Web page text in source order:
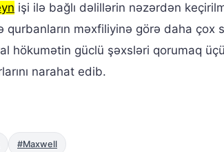
işi ilə bağlı dəlillərin nəzərdən
qurbanların məxfiliyinə görə daha çox
hökumətin güclü şəxsləri qorumaq
narahat edib.
#Maxwell